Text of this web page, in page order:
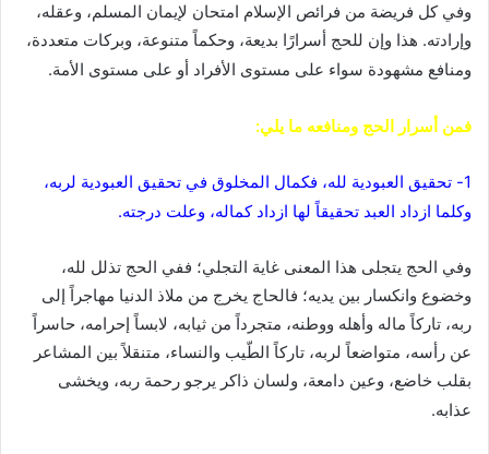
وفي كل فريضة من فرائص الإسلام امتحان لإيمان المسلم، وعقله،
وإرادته. هذا وإن للحج أسرارًا بديعة، وحكماً متنوعة، وبركات متعددة،
ومنافع مشهودة سواء على مستوى الأفراد أو على مستوى الأمة.
فمن أسرار الحج ومنافعه ما يلي:
1- تحقيق العبودية لله، فكمال المخلوق في تحقيق العبودية لربه،
وكلما ازداد العبد تحقيقاً لها ازداد كماله، وعلت درجته.
وفي الحج يتجلى هذا المعنى غاية التجلي؛ ففي الحج تذلل لله،
وخضوع وانكسار بين يديه؛ فالحاج يخرج من ملاذ الدنيا مهاجراً إلى
ربه، تاركاً ماله وأهله ووطنه، متجرداً من ثيابه، لابساً إحرامه، حاسراً
عن رأسه، متواضعاً لربه، تاركاً الطّيب والنساء، متنقلاً بين المشاعر
بقلب خاضع، وعين دامعة، ولسان ذاكر يرجو رحمة ربه، ويخشى
عذابه.